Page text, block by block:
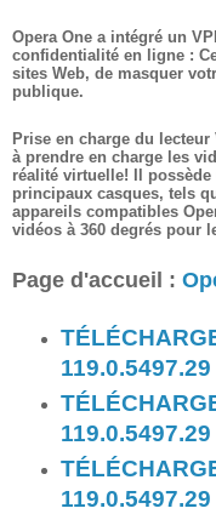
Opera One a intégré un
confidentialité en ligne :
sites Web, de masquer
publique.
Prise en charge du lecteur
à prendre en charge les
réalité virtuelle! Il
principaux casques, tels
appareils compatibles
vidéos à 360 degrés pour
Page d'accueil :